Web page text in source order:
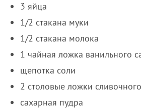
3 яйца
1/2 стакана муки
1/2 стакана молока
1 чайная ложка ванильного
щепотка соли
2 столовые ложки
сахарная пудра